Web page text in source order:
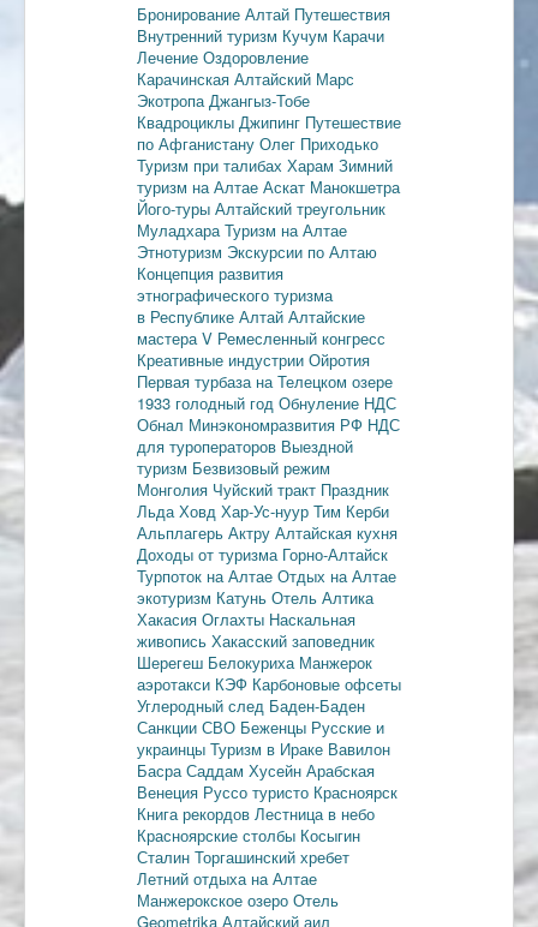
Бронирование Алтай Путешествия
Внутренний туризм Кучум Карачи
Лечение Оздоровление
Карачинская Алтайский Марс
Экотропа Джангыз-Тобе
Квадроциклы Джипинг Путешествие
по Афганистану Олег Приходько
Туризм при талибах Харам Зимний
туризм на Алтае Аскат Манокшетра
Його-туры Алтайский треугольник
Муладхара Туризм на Алтае
Этнотуризм Экскурсии по Алтаю
Концепция развития
этнографического туризма
в Республике Алтай Алтайские
мастера V Ремесленный конгресс
Креативные индустрии Ойротия
Первая турбаза на Телецком озере
1933 голодный год Обнуление НДС
Обнал Минэкономразвития РФ НДС
для туроператоров Выездной
туризм Безвизовый режим
Монголия Чуйский тракт Праздник
Льда Ховд Хар-Ус-нуур Тим Керби
Альплагерь Актру Алтайская кухня
Доходы от туризма Горно-Алтайск
Турпоток на Алтае Отдых на Алтае
экотуризм Катунь Отель Алтика
Хакасия Оглахты Наскальная
живопись Хакасский заповедник
Шерегеш Белокуриха Манжерок
аэротакси КЭФ Карбоновые офсеты
Углеродный след Баден-Баден
Санкции СВО Беженцы Русские и
украинцы Туризм в Ираке Вавилон
Басра Саддам Хусейн Арабская
Венеция Руссо туристо Красноярск
Книга рекордов Лестница в небо
Красноярские столбы Косыгин
Сталин Торгашинский хребет
Летний отдыха на Алтае
Манжерокское озеро Отель
Geometrika Алтайский аил